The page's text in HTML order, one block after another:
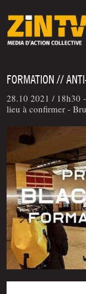
FORMATION //
28.10 2021 / 18h30
lieu à confirmer -